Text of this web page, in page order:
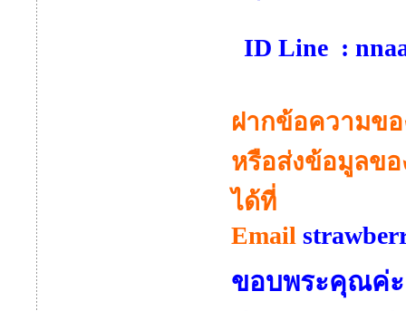
ID Line :
ฝากข้อความข
หรือส่งข้อมูลข
ได้ที่
Email
ขอบพระคุณค่ะ